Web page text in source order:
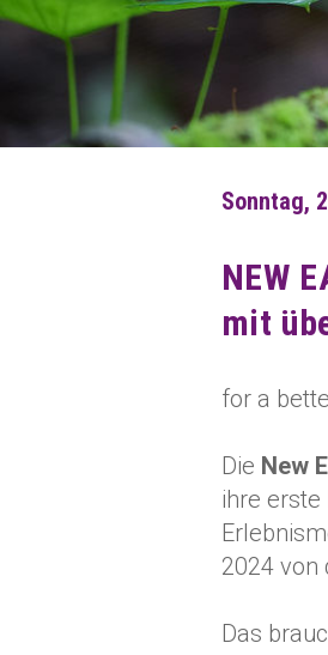
Sonntag,
NEW
mit
for a
Die New
ihre
2024 von
Das